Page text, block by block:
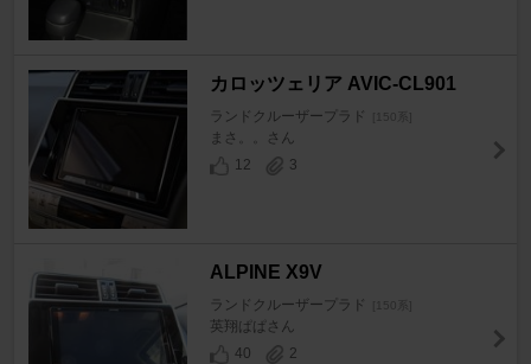
カロッツェリア AVIC-CL901
ランドクルーザープラド
まさ。。さん
12
3
ALPINE X9V
ランドクルーザープラド
英翔ぱぱさん
40
2